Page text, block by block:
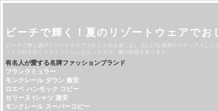
ビーチで輝く！夏のリゾートウェアでお
ビーチで輝く夏のリゾートウェアでおしゃれを楽しむ。涼しげな素材やリラックスし
イドで目を引くスタイリッシュなルックスで、夏の休暇を彩ります。
有名人が愛する名牌ファッションブランド
フランクミュラー
モンクレール ダウン 激安
ロエベ ハンモック コピー
セリーヌ tシャツ 激安
モンクレール スーパーコピー